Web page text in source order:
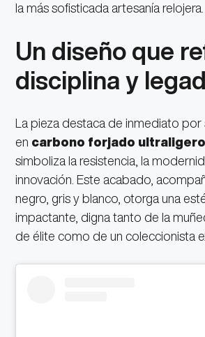
la más sofisticada artesanía relojera.
Un diseño que
disciplina y
La pieza destaca de inmediato por
en carbono forjado ultraligero
simboliza la resistencia, la
innovación. Este acabado,
negro, gris y blanco, otorga una
impactante, digna tanto de la
de élite como de un coleccionista